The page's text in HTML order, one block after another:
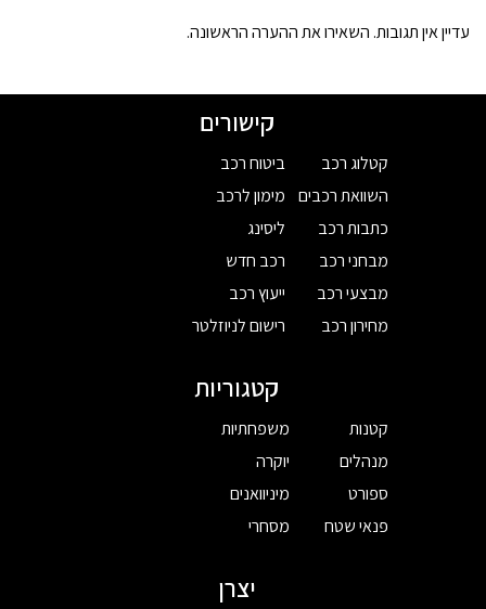
עדיין אין תגובות. השאירו את ההערה הראשונה.
קישורים
קטלוג רכב
השוואת רכבים
כתבות רכב
מבחני רכב
מבצעי רכב
מחירון רכב
ביטוח רכב
מימון לרכב
ליסינג
רכב חדש
ייעוץ רכב
רישום לניוזלטר
קטגוריות
קטנות
מנהלים
ספורט
פנאי שטח
משפחתיות
יוקרה
מיניוואנים
מסחרי
יצרן